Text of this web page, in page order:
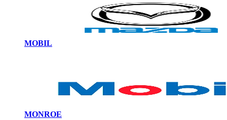
MOBIL
MONROE